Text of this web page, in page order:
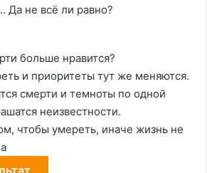
Да не всё ли равно?
больше нравится?
и приоритеты тут же меняются.
смерти и темноты по одной
неизвестности.
чтобы умереть, иначе жизнь не